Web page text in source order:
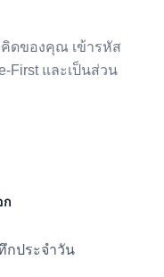
ดของคุณ เข้ารหัส
First และเป็นส่วน
ก
กประจำวัน